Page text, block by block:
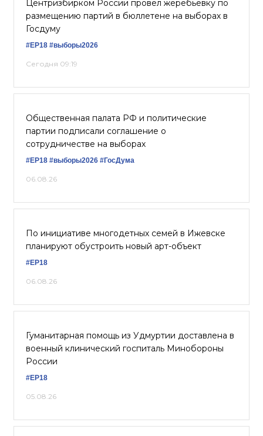
Центризбирком России провел жеребьевку по
размещению партий в бюллетене на выборах в
Госдуму
#ЕР18 #выборы2026
Сегодня 09:19
Общественная палата РФ и политические
партии подписали соглашение о
сотрудничестве на выборах
#ЕР18 #выборы2026 #ГосДума
06.08.26
По инициативе многодетных семей в Ижевске
планируют обустроить новый арт-объект
#ЕР18
06.08.26
Гуманитарная помощь из Удмуртии доставлена в
военный клинический госпиталь Минобороны
России
#ЕР18
05.08.26